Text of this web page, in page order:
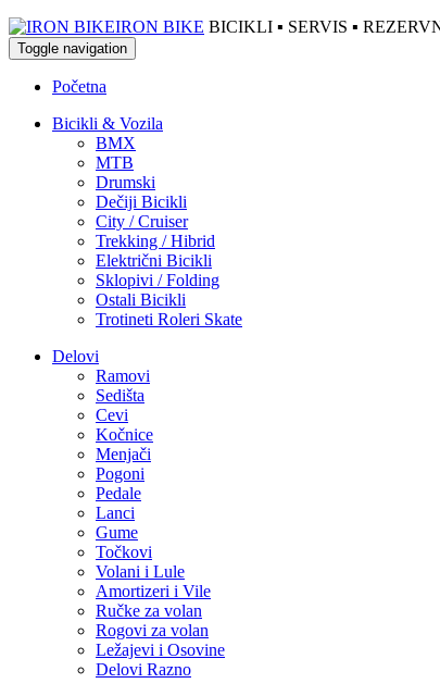
IRON BIKE BICIKLI ▪ SERVIS ▪
Toggle navigation
Početna
Bicikli & Vozila
BMX
MTB
Drumski
Dečiji Bicikli
City / Cruiser
Trekking / Hibrid
Električni Bicikli
Sklopivi / Folding
Ostali Bicikli
Trotineti Roleri Skate
Delovi
Ramovi
Sedišta
Cevi
Kočnice
Menjači
Pogoni
Pedale
Lanci
Gume
Točkovi
Volani i Lule
Amortizeri i Vile
Ručke za volan
Rogovi za volan
Ležajevi i Osovine
Delovi Razno